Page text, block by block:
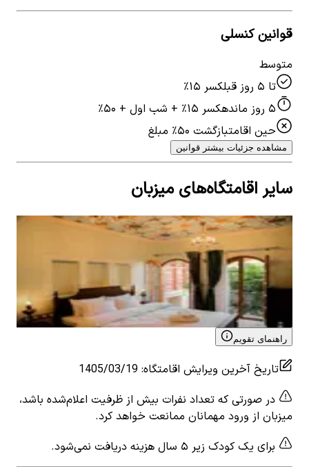
قوانین کنسلی
متوسط
تا ۵ روز قبل
کسر ۱۵٪
۵ روز مانده
کسر ۱۵٪ + شب اول + ۵۰٪
حین اقامتبازگشت ۵۰٪ مبلغ
مشاهده جزئیات بیشتر قوانین
سایر اقامتگاه‌های میزبان
اجاره اتاق سنتی در لطفعلی خان زند شیراز - داچی
اتاق خواب2 نفر
۷٬۰۰۰٬۰۰۰تومان
View details for اجاره اتاق سنتی در لطفعلی خان زند شیراز
- داچی
راهنمای تقویم
تاریخ آخرین ویرایش اقامتگاه:
1405/03/19
در صورتی که تعداد نفرات بیش از ظرفیت اعلام‌شده باشد،
میزبان از ورود مهمانان ممانعت خواهد کرد.
برای یک کودک زیر ۵ سال هزینه دریافت نمی‌شود.